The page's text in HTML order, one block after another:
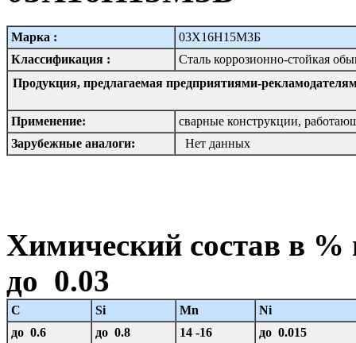
Марка :
03Х16Н15М3Б
Классификация :
Сталь коррозионно-стойкая
Продукция, предлагаемая предприятиями-
Применение:
сварные конструкции,
Зарубежные аналоги:
Нет данных
Химический состав в
до 0.03
C Si Mn
Ni
до 0.6
до 0.8 14 -16 до 0.015